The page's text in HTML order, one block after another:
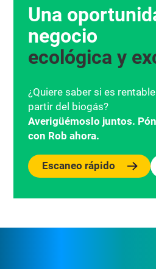
Una
negocio
ecológica y
¿Quiere saber si es
partir del biogás?
Averigüémoslo juntos.
con Rob ahora.
Escaneo rápido